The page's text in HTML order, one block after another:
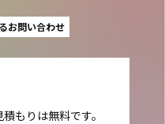
お問い合わせ
もりは無料です。